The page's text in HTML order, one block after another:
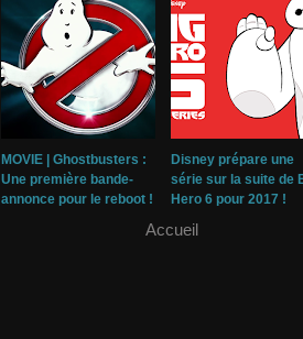
MOVIE | Ghostbusters :
Une première bande-
annonce pour le reboot !
Disney prépare une
série sur la suite de
Hero 6 pour 2017 !
Accueil